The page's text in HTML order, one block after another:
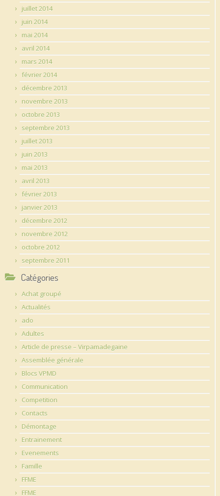
juillet 2014
juin 2014
mai 2014
avril 2014
mars 2014
février 2014
décembre 2013
novembre 2013
octobre 2013
septembre 2013
juillet 2013
juin 2013
mai 2013
avril 2013
février 2013
janvier 2013
décembre 2012
novembre 2012
octobre 2012
septembre 2011
Catégories
Achat groupé
Actualités
ado
Adultes
Article de presse – Virpamadegaine
Assemblée générale
Blocs VPMD
Communication
Competition
Contacts
Démontage
Entrainement
Evenements
Famille
FFME
FFME